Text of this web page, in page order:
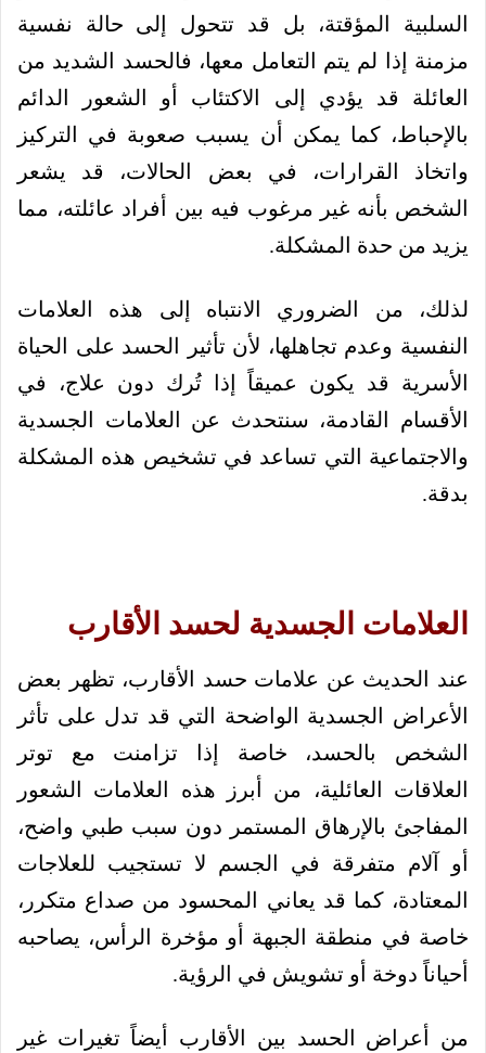
السلبية المؤقتة، بل قد تتحول إلى حالة نفسية
مزمنة إذا لم يتم التعامل معها، فالحسد الشديد من
العائلة قد يؤدي إلى الاكتئاب أو الشعور الدائم
بالإحباط، كما يمكن أن يسبب صعوبة في التركيز
واتخاذ القرارات، في بعض الحالات، قد يشعر
الشخص بأنه غير مرغوب فيه بين أفراد عائلته، مما
يزيد من حدة المشكلة.
لذلك، من الضروري الانتباه إلى هذه العلامات
النفسية وعدم تجاهلها، لأن تأثير الحسد على الحياة
الأسرية قد يكون عميقاً إذا تُرك دون علاج، في
الأقسام القادمة، سنتحدث عن العلامات الجسدية
والاجتماعية التي تساعد في تشخيص هذه المشكلة
بدقة.
العلامات الجسدية لحسد الأقارب
عند الحديث عن علامات حسد الأقارب، تظهر بعض
الأعراض الجسدية الواضحة التي قد تدل على تأثر
الشخص بالحسد، خاصة إذا تزامنت مع توتر
العلاقات العائلية، من أبرز هذه العلامات الشعور
المفاجئ بالإرهاق المستمر دون سبب طبي واضح،
أو آلام متفرقة في الجسم لا تستجيب للعلاجات
المعتادة، كما قد يعاني المحسود من صداع متكرر،
خاصة في منطقة الجبهة أو مؤخرة الرأس، يصاحبه
أحياناً دوخة أو تشويش في الرؤية.
من أعراض الحسد بين الأقارب أيضاً تغيرات غير